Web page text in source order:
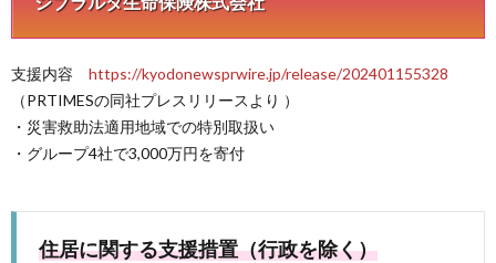
支援内容 https://kyodonewsprwire.jp/release/202401155328
（PRTIMESの同社プレスリリースより ）
・災害救助法適用地域での特別取扱い
・グループ4社で3,000万円を寄付
住居に関する支援措置（行政を除く）